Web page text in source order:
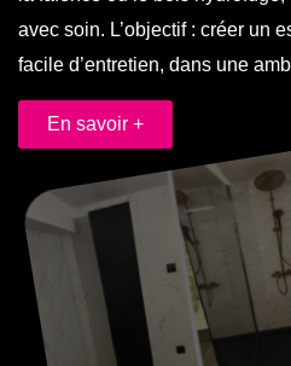
avec soin. L’objectif : créer un
facile d’entretien, dans une
En savoir +